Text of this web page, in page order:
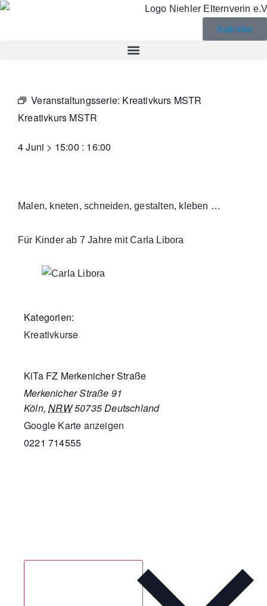
Kalender
Veranstaltungsserie: Kreativkurs MSTR
Kreativkurs MSTR
4 Juni > 15:00 : 16:00
Malen, kneten, schneiden, gestalten, kleben …
Für Kinder ab 7 Jahre mit Carla Libora
Kategorien:
Kreativkurse
KiTa FZ Merkenicher Straße
Merkenicher Straße 91
Köln, NRW50735Deutschland
Google Karte anzeigen
0221 714555